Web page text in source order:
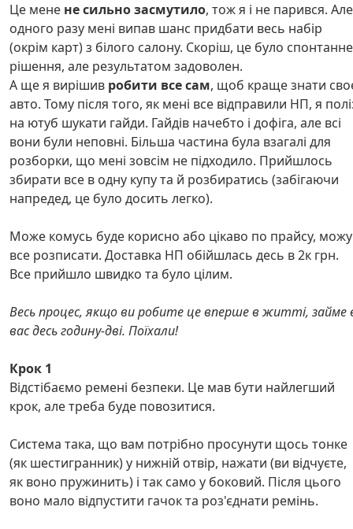
Це мене не сильно засмутило, тож я і не парився. Але
одного разу мені випав шанс придбати весь набір
(окрім карт) з білого салону. Скоріш, це було спонтанне
рішення, але результатом задоволен.
А ще я вирішив робити все сам, щоб краще знати
авто. Тому після того, як мені все відправили НП, я
на ютуб шукати гайди. Гайдів начебто і дофіга, але всі
вони були неповні. Більша частина була взагалі для
розборки, що мені зовсім не підходило. Прийшлось
збирати все в одну купу та й розбиратись (забігаючи
напредед, це було досить легко).
Може комусь буде корисно або цікаво по прайсу, можу
все розписати. Доставка НП обійшлась десь в 2к грн.
Все прийшло швидко та було цілим.
Весь процес, якщо ви робите це вперше в житті, займе
вас десь годину-дві. Поїхали!
Крок 1
Відстібаємо ремені безпеки. Це мав бути найлегший
крок, але треба буде повозитися.
Система така, що вам потрібно просунути щось тонке
(як шестигранник) у нижній отвір, нажати (ви відчуєте,
як воно пружинить) і так само у боковий. Після цього
воно мало відпустити гачок та роз'єднати ремінь.